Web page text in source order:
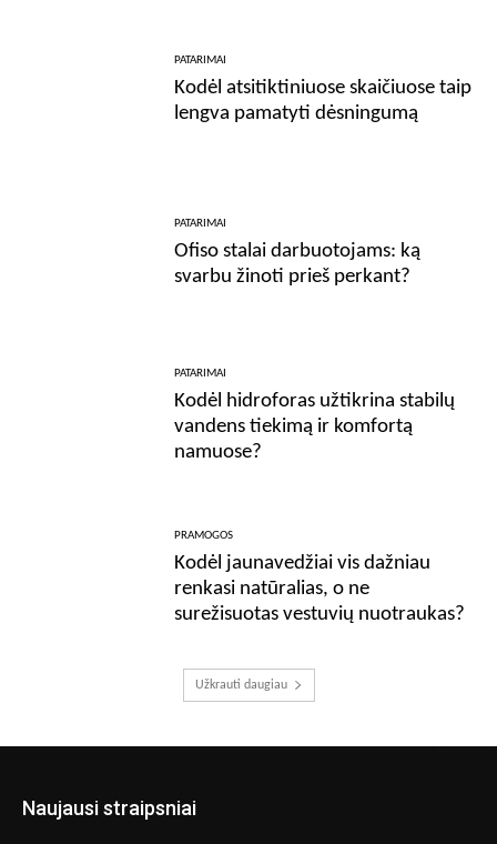
PATARIMAI
Kodėl atsitiktiniuose skaičiuose taip
lengva pamatyti dėsningumą
PATARIMAI
Ofiso stalai darbuotojams: ką
svarbu žinoti prieš perkant?
PATARIMAI
Kodėl hidroforas užtikrina stabilų
vandens tiekimą ir komfortą
namuose?
PRAMOGOS
Kodėl jaunavedžiai vis dažniau
renkasi natūralias, o ne
surežisuotas vestuvių nuotraukas?
Užkrauti daugiau
Naujausi straipsniai